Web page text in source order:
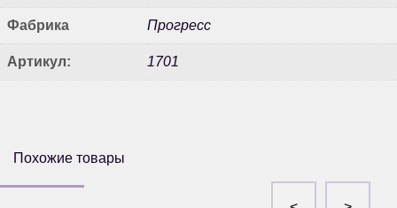
Фабрика Прогресс
Артикул: 1701
Похожие товары